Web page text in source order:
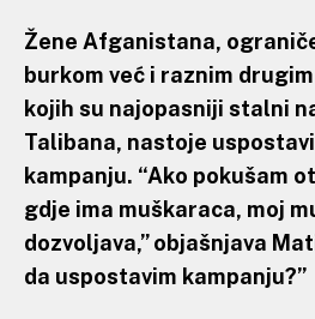
Žene Afganistana,
burkom već i raznim
kojih su najopasniji stalni
Talibana, nastoje
kampanju. “Ako pokušam
gdje ima muškaraca, moj
dozvoljava,” objašnjava
da uspostavim kampanju?”